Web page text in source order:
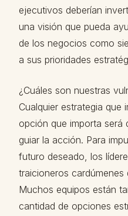
ejecutivos deberían
una visión que pueda
de los negocios como
a sus prioridades
¿Cuáles son nuestras
Cualquier estrategia que
opción que importa será
guiar la acción. Para
futuro deseado, los
traicioneros
Muchos equipos están
cantidad de opciones